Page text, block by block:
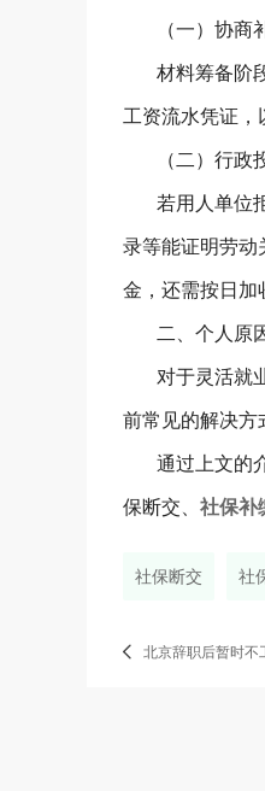
（一）协商
材料筹备阶段
工资流水凭证，
（二）行政
若用人单位拒
录等能证明劳动
金，还需按日加
二、个人原
对于灵活就业
前常见的解决方
通过上文的介
保断交、 社保补
社保断交 社
北京辞职后暂时不